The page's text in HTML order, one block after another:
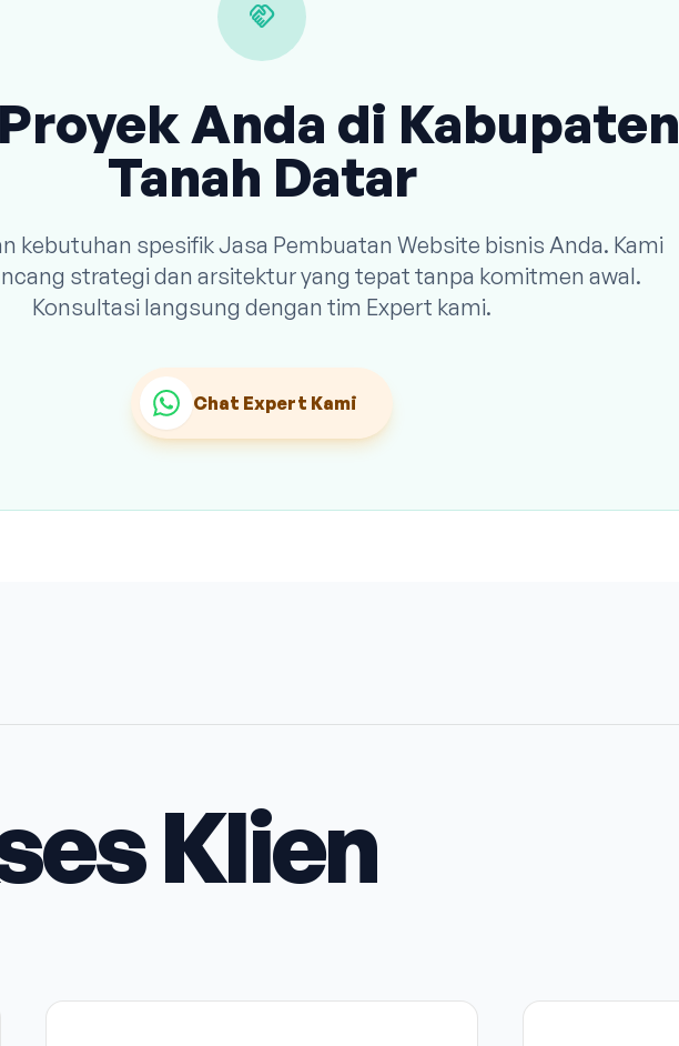
handshake
Anda di Kabupaten
Tanah Datar
kebutuhan spesifik Jasa Pembuatan Website bisnis Anda. Kami
strategi dan arsitektur yang tepat tanpa komitmen awal.
Konsultasi langsung dengan tim Expert kami.
Chat Expert Kami
Klien